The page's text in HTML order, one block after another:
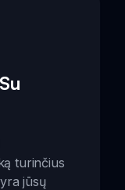
turinčius
jūsų